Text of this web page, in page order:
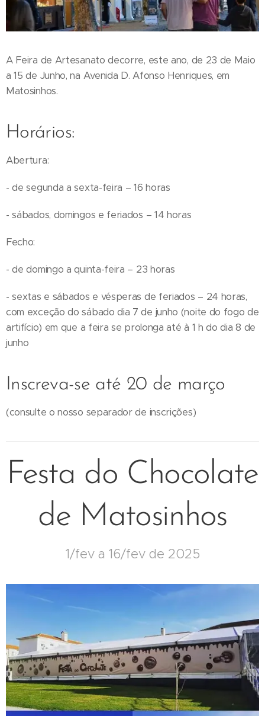
A Feira de Artesanato decorre, este ano, de 23 de Maio
a 15 de Junho, na Avenida D. Afonso Henriques, em
Matosinhos.
Horários:
Abertura:
- de segunda a sexta-feira – 16 horas
- sábados, domingos e feriados – 14 horas
Fecho:
- de domingo a quinta-feira – 23 horas
- sextas e sábados e vésperas de feriados – 24 horas,
com exceção do sábado dia 7 de junho (noite do fogo de
artifício) em que a feira se prolonga até à 1 h do dia 8 de
junho
Inscreva-se até 20 de março
(consulte o nosso separador de inscrições)
Festa do Chocolate
de Matosinhos
1/fev a 16/fev de 2025